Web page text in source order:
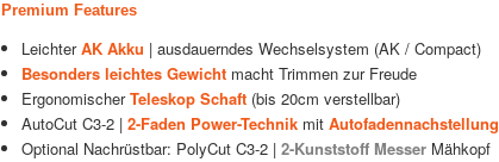
Premium Features
LeichterAK Akku | ausdauerndes Wechselsystem (AK / Compact)
Besonders leichtes Gewichtmacht Trimmen zur Freude
ErgonomischerTeleskop Schaft(bis 20cm verstellbar)
AutoCut C3-2 | 2-Faden Power-Technikmit Autofadennachstellung
Optional Nachrüstbar: PolyCut C3-2 | 2-Kunststoff MesserMähkopf